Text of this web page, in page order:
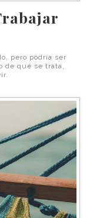
pero podría ser
de qué se trata,